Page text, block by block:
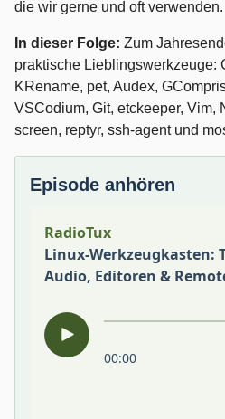
die wir gerne und oft verwenden.
In dieser Folge: Zum
praktische Lieblingswerkzeuge:
KRename, pet, Audex,
VSCodium, Git, etckeeper, Vim,
screen, reptyr, ssh-agent und
Episode anhören